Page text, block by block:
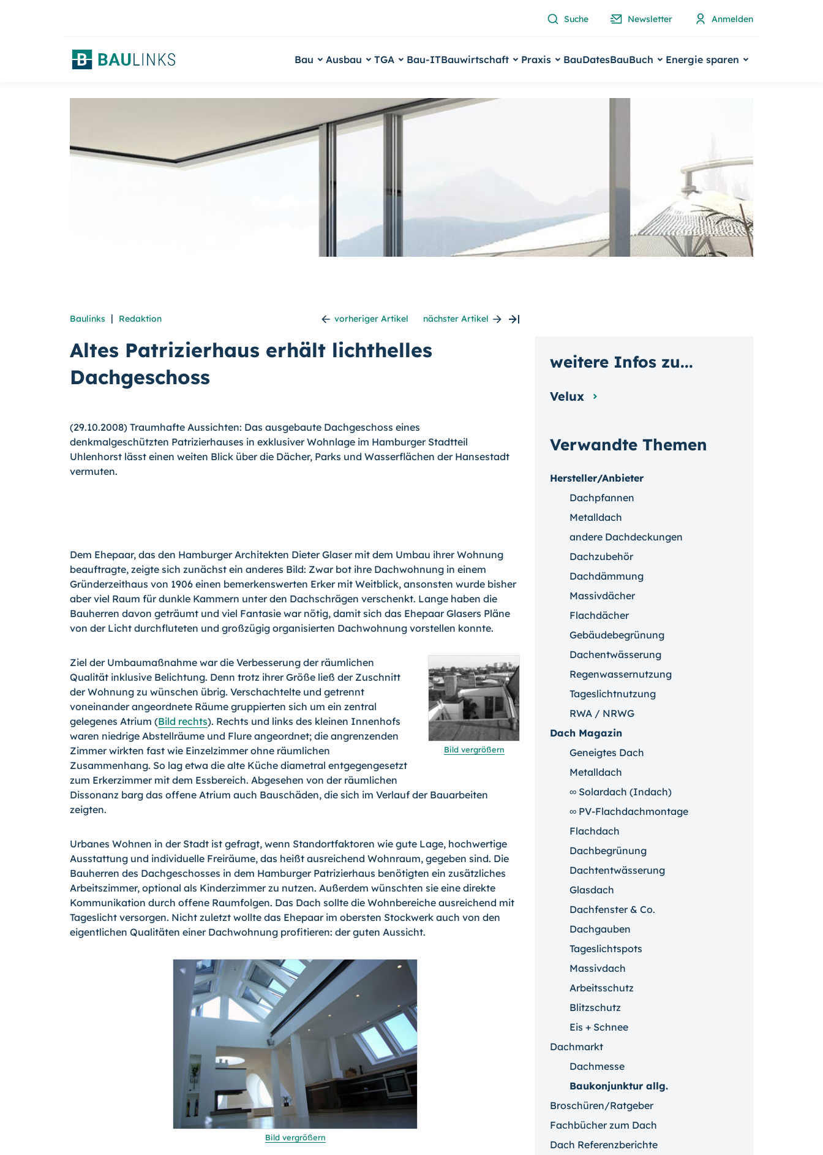
Suche Newsletter Anmelden
Bau Ausbau TGA Bau-ITBauwirtschaft Praxis BauDatesBauBuch Energie sparen
Baulinks | Redaktion vorheriger Artikel nächster Artikel
Altes Patrizierhaus erhält lichthelles
Dachgeschoss
(29.10.2008) Traumhafte Aussichten: Das ausgebaute Dachgeschoss eines
denkmalgeschützten Patrizierhauses in exklusiver Wohnlage im Hamburger Stadtteil
Uhlenhorst lässt einen weiten Blick über die Dächer, Parks und Wasserflächen der Hansestadt
vermuten.
Dem Ehepaar, das den Hamburger Architekten Dieter Glaser mit dem Umbau ihrer Wohnung
beauftragte, zeigte sich zunächst ein anderes Bild: Zwar bot ihre Dachwohnung in einem
Gründerzeithaus von 1906 einen bemerkenswerten Erker mit Weitblick, ansonsten wurde bisher
aber viel Raum für dunkle Kammern unter den Dachschrägen verschenkt. Lange haben die
Bauherren davon geträumt und viel Fantasie war nötig, damit sich das Ehepaar Glasers Pläne
von der Licht durchfluteten und großzügig organisierten Dachwohnung vorstellen konnte.
Bild vergrößern
Ziel der Umbaumaßnahme war die Verbesserung der räumlichen
Qualität inklusive Belichtung. Denn trotz ihrer Größe ließ der Zuschnitt
der Wohnung zu wünschen übrig. Verschachtelte und getrennt
voneinander angeordnete Räume gruppierten sich um ein zentral
gelegenes Atrium (Bild rechts). Rechts und links des kleinen Innenhofs
waren niedrige Abstellräume und Flure angeordnet; die angrenzenden
Zimmer wirkten fast wie Einzelzimmer ohne räumlichen
Zusammenhang. So lag etwa die alte Küche diametral entgegengesetzt
zum Erkerzimmer mit dem Essbereich. Abgesehen von der räumlichen
Dissonanz barg das offene Atrium auch Bauschäden, die sich im Verlauf der Bauarbeiten
zeigten.
Urbanes Wohnen in der Stadt ist gefragt, wenn Standortfaktoren wie gute Lage, hochwertige
Ausstattung und individuelle Freiräume, das heißt ausreichend Wohnraum, gegeben sind. Die
Bauherren des Dachgeschosses in dem Hamburger Patrizierhaus benötigten ein zusätzliches
Arbeitszimmer, optional als Kinderzimmer zu nutzen. Außerdem wünschten sie eine direkte
Kommunikation durch offene Raumfolgen. Das Dach sollte die Wohnbereiche ausreichend mit
Tageslicht versorgen. Nicht zuletzt wollte das Ehepaar im obersten Stockwerk auch von den
eigentlichen Qualitäten einer Dachwohnung profitieren: der guten Aussicht.
Bild vergrößern
Verwandte Themen
Hersteller/Anbieter
Dachpfannen
Metalldach
andere Dachdeckungen
Dachzubehör
Dachdämmung
Massivdächer
Flachdächer
Gebäudebegrünung
Dachentwässerung
Regenwassernutzung
Tageslichtnutzung
RWA / NRWG
Dach Magazin
Geneigtes Dach
Metalldach
∞ Solardach (Indach)
∞ PV-Flachdachmontage
Flachdach
Dachbegrünung
Dachtentwässerung
Glasdach
Dachfenster & Co.
Dachgauben
Tageslichtspots
Massivdach
Arbeitsschutz
Blitzschutz
Eis + Schnee
Dachmarkt
Dachmesse
Baukonjunktur allg.
Broschüren/Ratgeber
Fachbücher zum Dach
Dach Referenzberichte
weitere Infos zu...
Velux